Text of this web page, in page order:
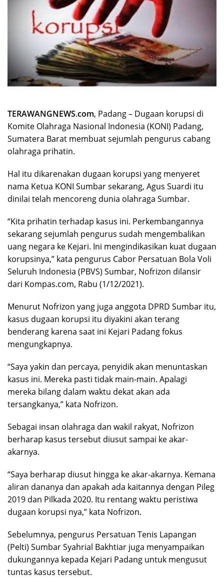
TERAWANGNEWS.com, Padang – Dugaan korupsi di
Komite Olahraga Nasional Indonesia (KONI) Padang,
Sumatera Barat membuat sejumlah pengurus cabang
olahraga prihatin.
Hal itu dikarenakan dugaan korupsi yang menyeret
nama Ketua KONI Sumbar sekarang, Agus Suardi itu
dinilai telah mencoreng dunia olahraga Sumbar.
“Kita prihatin terhadap kasus ini. Perkembangannya
sekarang sejumlah pengurus sudah mengembalikan
uang negara ke Kejari. Ini mengindikasikan kuat dugaan
korupsinya,” kata pengurus Cabor Persatuan Bola Voli
Seluruh Indonesia (PBVS) Sumbar, Nofrizon dilansir
dari Kompas.com, Rabu (1/12/2021).
Menurut Nofrizon yang juga anggota DPRD Sumbar itu,
kasus dugaan korupsi itu diyakini akan terang
benderang karena saat ini Kejari Padang fokus
mengungkapnya.
“Saya yakin dan percaya, penyidik akan menuntaskan
kasus ini. Mereka pasti tidak main-main. Apalagi
mereka bilang dalam waktu dekat akan ada
tersangkanya,” kata Nofrizon.
Sebagai insan olahraga dan wakil rakyat, Nofrizon
berharap kasus tersebut diusut sampai ke akar-
akarnya.
“Saya berharap diusut hingga ke akar-akarnya. Kemana
aliran dananya dan apakah ada kaitannya dengan Pileg
2019 dan Pilkada 2020. Itu rentang waktu peristiwa
dugaan korupsi nya,” kata Nofrizon.
Sebelumnya, pengurus Persatuan Tenis Lapangan
(Pelti) Sumbar Syahrial Bakhtiar juga menyampaikan
dukungannya kepada Kejari Padang untuk mengusut
tuntas kasus tersebut.